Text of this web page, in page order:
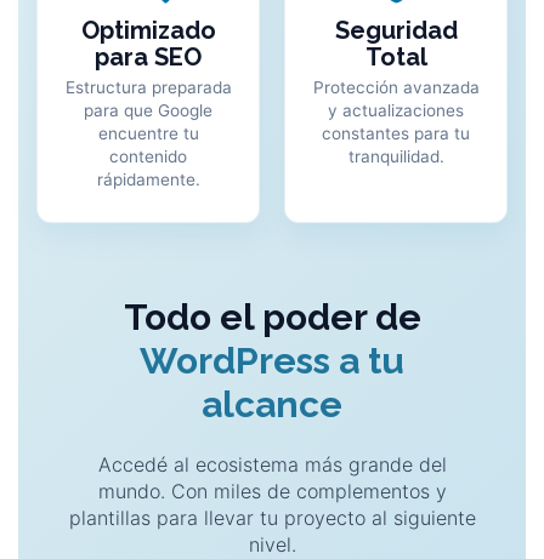
Optimizado
para SEO
Estructura preparada
para que Google
encuentre tu
contenido
rápidamente.
Seguridad
Total
Protección avanzada
y actualizaciones
constantes para tu
tranquilidad.
Todo el poder de
WordPress a tu
alcance
Accedé al ecosistema más grande del
mundo. Con miles de complementos y
plantillas para llevar tu proyecto al siguiente
nivel.